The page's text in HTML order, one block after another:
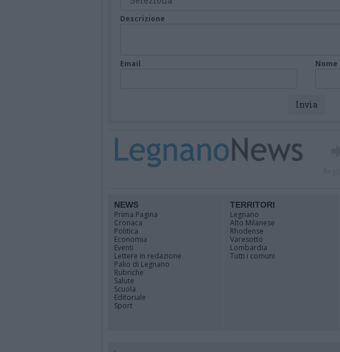
Descrizione
Email Nome
NEWS
Prima Pagina
Cronaca
Politica
Economia
Eventi
Lettere in redazione
Palio di Legnano
Rubriche
Salute
Scuola
Editoriale
Sport
TERRITORI
Legnano
Alto Milanese
Rhodense
Varesotto
Lombardia
Tutti i comuni